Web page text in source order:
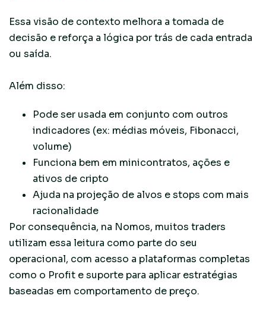
Essa visão de contexto melhora a tomada de
decisão e reforça a lógica por trás de cada entrada
ou saída.
Além disso:
Pode ser usada em conjunto com outros
indicadores (ex: médias móveis, Fibonacci,
volume)
Funciona bem em minicontratos, ações e
ativos de cripto
Ajuda na projeção de alvos e stops com mais
racionalidade
Por consequência, na Nomos, muitos traders
utilizam essa leitura como parte do seu
operacional, com acesso a plataformas completas
como o Profit e suporte para aplicar estratégias
baseadas em comportamento de preço.